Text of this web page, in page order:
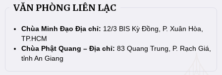
VĂN PHÒNG LIÊN LẠC
Chùa Minh Đạo Địa chỉ: 12/3 BIS Kỳ Đồng, P. Xuân Hòa,
TP.HCM
Chùa Phật Quang – Địa chỉ: 83 Quang Trung, P. Rạch Giá,
tỉnh An Giang